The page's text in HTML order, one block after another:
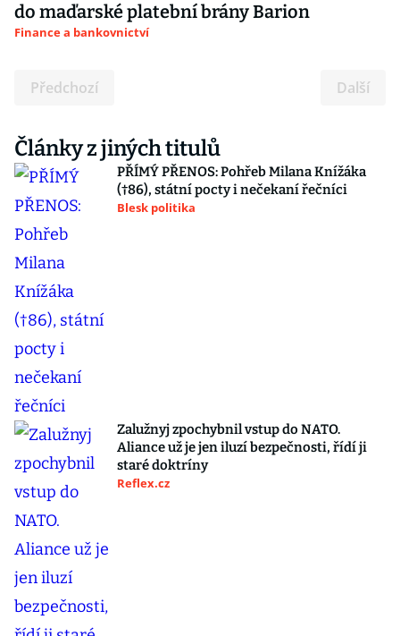
do maďarské platební brány Barion
Finance a bankovnictví
Předchozí Další
Články z jiných titulů
PŘÍMÝ PŘENOS: Pohřeb Milana Knížáka
(†86), státní pocty i nečekaní řečníci
Blesk politika
Zalužnyj zpochybnil vstup do NATO.
Aliance už je jen iluzí bezpečnosti, řídí ji
staré doktríny
Reflex.cz